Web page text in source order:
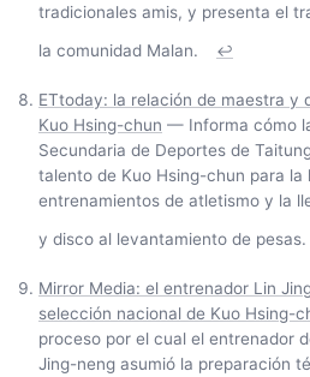
tradicionales amis, y presenta el
la comunidad Malan.
↩
ETtoday: la relación de maestra y
Kuo Hsing-chun — Informa cómo
Secundaria de Deportes de
talento de Kuo Hsing-chun para la
entrenamientos de atletismo y la
y disco al levantamiento de pesas.
Mirror Media: el entrenador Lin
selección nacional de Kuo Hsing-
proceso por el cual el entrenador
Jing-neng asumió la preparación